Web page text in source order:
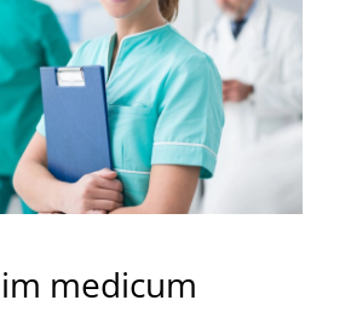
im medicum